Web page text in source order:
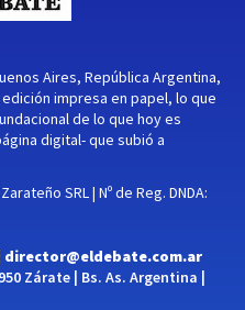
Aires, República Argentina,
impresa en papel, lo que
de lo que hoy es
digital- que subió a
SRL | Nº de Reg. DNDA:
director@eldebate.com.ar
Zárate | Bs. As. Argentina |